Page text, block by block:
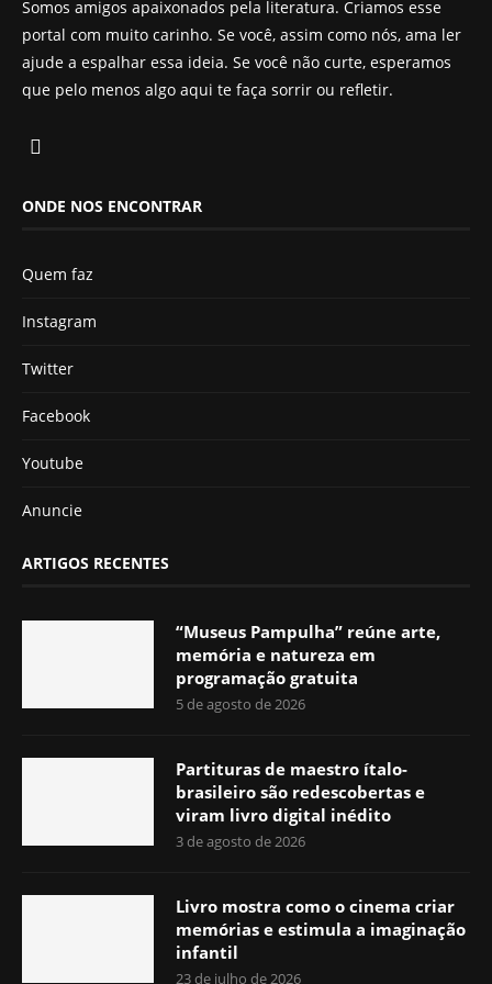
Somos amigos apaixonados pela literatura. Criamos esse
portal com muito carinho. Se você, assim como nós, ama ler
ajude a espalhar essa ideia. Se você não curte, esperamos
que pelo menos algo aqui te faça sorrir ou refletir.
ONDE NOS ENCONTRAR
Quem faz
Instagram
Twitter
Facebook
Youtube
Anuncie
ARTIGOS RECENTES
“Museus Pampulha” reúne arte,
memória e natureza em
programação gratuita
5 de agosto de 2026
Partituras de maestro ítalo-
brasileiro são redescobertas e
viram livro digital inédito
3 de agosto de 2026
Livro mostra como o cinema criar
memórias e estimula a imaginação
infantil
23 de julho de 2026